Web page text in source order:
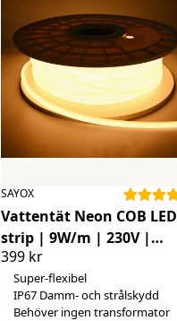
SAYOX
Vattentät Neon COB LED
strip | 9W/m | 230V |
2700K | Dimbar | Super-
flex
399 kr
Super-flexibel
IP67 Damm- och strålskydd
Behöver ingen transformator